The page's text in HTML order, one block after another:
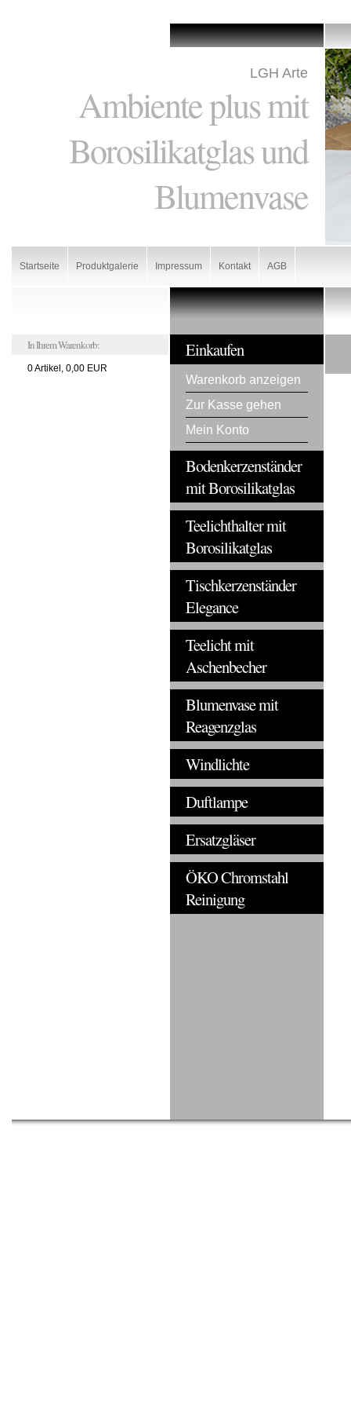
LGH Arte
Ambiente plus mit
Borosilikatglas und
Blumenvase
Startseite Produktgalerie Impressum Kontakt AGB
In Ihrem Warenkorb:
0Artikel, 0,00 EUR
Einkaufen
Warenkorb anzeigen
Zur Kasse gehen
Mein Konto
Bodenkerzenständer
mit Borosilikatglas
Teelichthalter mit
Borosilikatglas
Tischkerzenständer
Elegance
Teelicht mit
Aschenbecher
Blumenvase mit
Reagenzglas
Windlichte
Duftlampe
Ersatzgläser
ÖKO Chromstahl
Reinigung